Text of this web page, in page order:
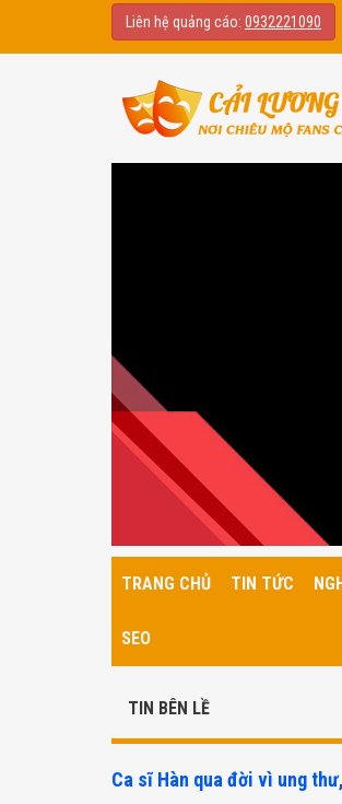
Liên hệ quảng cáo: 0932221090
TRANG CHỦ TIN TỨC
SEO
TIN BÊN LỀ
Ca sĩ Hàn qua đời vì ung